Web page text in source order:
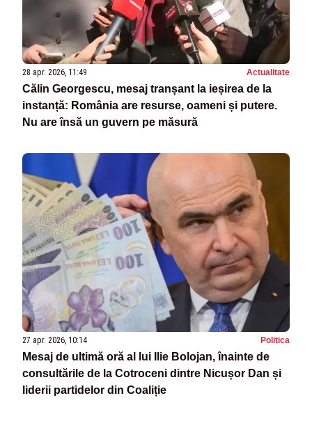
28 apr. 2026, 11:49 Actualitate
Călin Georgescu, mesaj tranșant la ieșirea de la
instanță: România are resurse, oameni și putere.
Nu are însă un guvern pe măsură
27 apr. 2026, 10:14 Politica
Mesaj de ultimă oră al lui Ilie Bolojan, înainte de
consultările de la Cotroceni dintre Nicușor Dan și
liderii partidelor din Coaliție